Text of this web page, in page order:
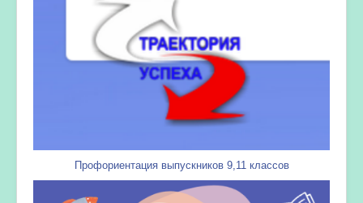
Профориентация выпускников 9,11 классов